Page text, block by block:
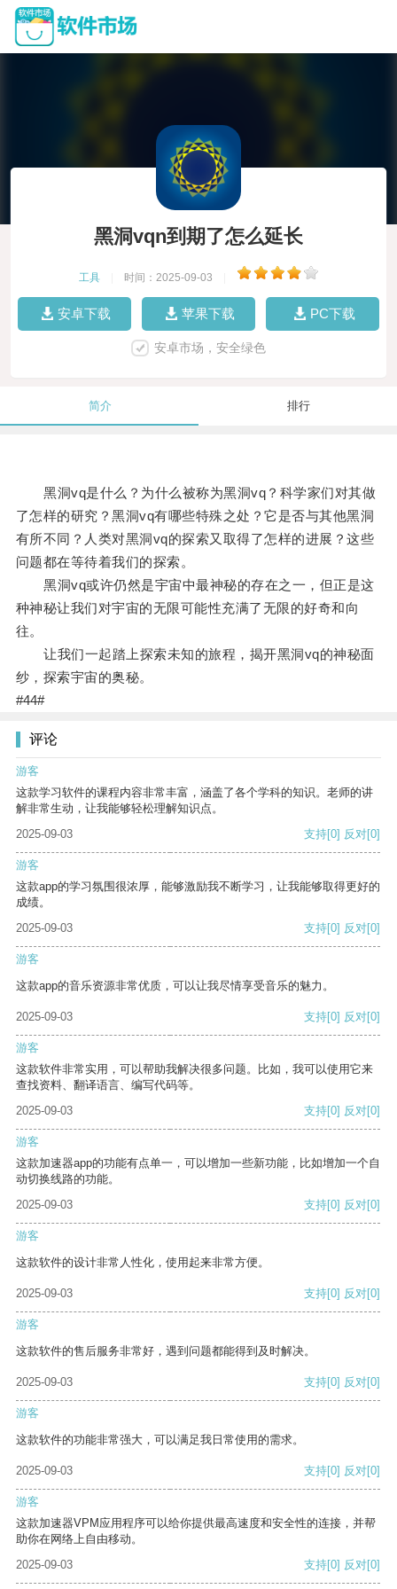
黑洞vqn到期了怎么延长
工具 时间：2025-09-03
安卓下载 苹果下载 PC下载
安卓市场，安全绿色
简介 排行
黑洞vq是什么？为什么被称为黑洞vq？科学家们对其做
了怎样的研究？黑洞vq有哪些特殊之处？它是否与其他黑洞
有所不同？人类对黑洞vq的探索又取得了怎样的进展？这些
问题都在等待着我们的探索。
黑洞vq或许仍然是宇宙中最神秘的存在之一，但正是这
种神秘让我们对宇宙的无限可能性充满了无限的好奇和向
往。
让我们一起踏上探索未知的旅程，揭开黑洞vq的神秘面
纱，探索宇宙的奥秘。
#44#
评论
游客
这款学习软件的课程内容非常丰富，涵盖了各个学科的知识。老师的讲
解非常生动，让我能够轻松理解知识点。
2025-09-03
支持[0] 反对[0]
游客
这款app的学习氛围很浓厚，能够激励我不断学习，让我能够取得更好的
成绩。
2025-09-03
支持[0] 反对[0]
游客
这款app的音乐资源非常优质，可以让我尽情享受音乐的魅力。
2025-09-03 支持[0] 反对[0]
游客
这款软件非常实用，可以帮助我解决很多问题。比如，我可以使用它来
查找资料、翻译语言、编写代码等。
2025-09-03
支持[0] 反对[0]
游客
这款加速器app的功能有点单一，可以增加一些新功能，比如增加一个自
动切换线路的功能。
2025-09-03
支持[0] 反对[0]
游客
这款软件的设计非常人性化，使用起来非常方便。
2025-09-03 支持[0] 反对[0]
游客
这款软件的售后服务非常好，遇到问题都能得到及时解决。
2025-09-03 支持[0] 反对[0]
游客
这款软件的功能非常强大，可以满足我日常使用的需求。
2025-09-03 支持[0] 反对[0]
游客
这款加速器VPM应用程序可以给你提供最高速度和安全性的连接，并帮
助你在网络上自由移动。
2025-09-03
支持[0] 反对[0]